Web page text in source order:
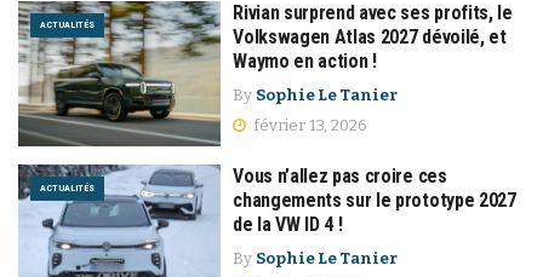
ACTUALITÉS
Rivian surprend avec ses profits, le
Volkswagen Atlas 2027 dévoilé, et
Waymo en action !
By Sophie Le Tanier
février 13, 2026
ACTUALITÉS
Vous n’allez pas croire ces
changements sur le prototype 2027
de la VW ID 4 !
By Sophie Le Tanier